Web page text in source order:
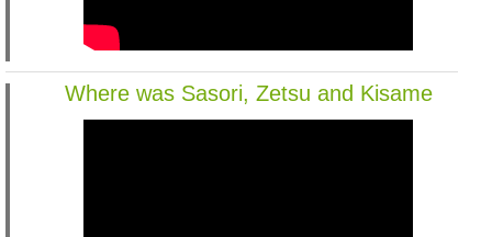
Where was Sasori, Zetsu and Kisame